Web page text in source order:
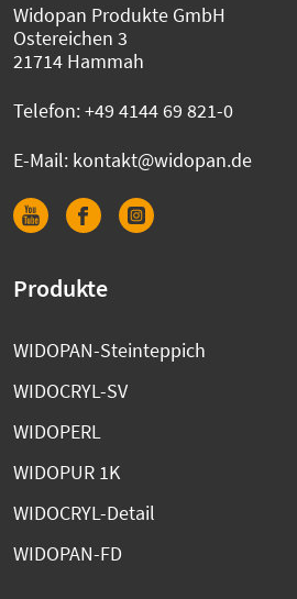
Widopan Produkte GmbH
Ostereichen 3
21714 Hammah
Telefon:+49 4144 69 821-0
E-Mail: kontakt@widopan.de
Produkte
WIDOPAN-Steinteppich
WIDOCRYL-SV
WIDOPERL
WIDOPUR 1K
WIDOCRYL-Detail
WIDOPAN-FD